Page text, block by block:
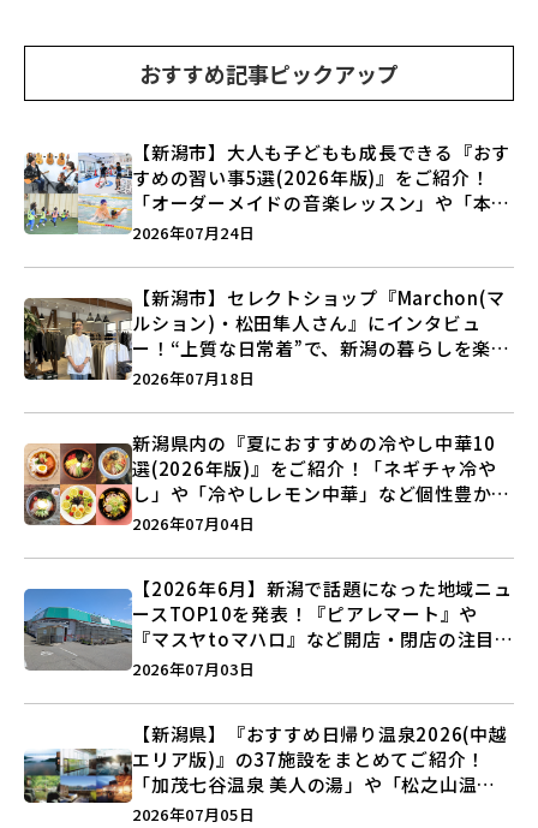
おすすめ記事ピックアップ
【新潟市】大人も子どもも成長できる『おす
すめの習い事5選(2026年版)』をご紹介！
「オーダーメイドの音楽レッスン」や「本格
キックボクシング」で新しい自分を見つけよ
2026年07月24日
【新潟市】セレクトショップ『Marchon(マ
ルション)・松田隼人さん』にインタビュ
ー！“上質な日常着”で、新潟の暮らしを楽し
む提案とは？
2026年07月18日
新潟県内の『夏におすすめの冷やし中華10
選(2026年版)』をご紹介！「ネギチャ冷や
し」や「冷やしレモン中華」など個性豊かな
ラインアップ♪
2026年07月04日
【2026年6月】新潟で話題になった地域ニュ
ースTOP10を発表！『ピアレマート』や
『マスヤtoマハロ』など開店・閉店の注目記
事をランキングでご紹介♪
2026年07月03日
【新潟県】『おすすめ日帰り温泉2026(中越
エリア版)』の37施設をまとめてご紹介！
「加茂七谷温泉 美人の湯」や「松之山温泉
ナステビュウ湯の山」などを巡ろう♪
2026年07月05日